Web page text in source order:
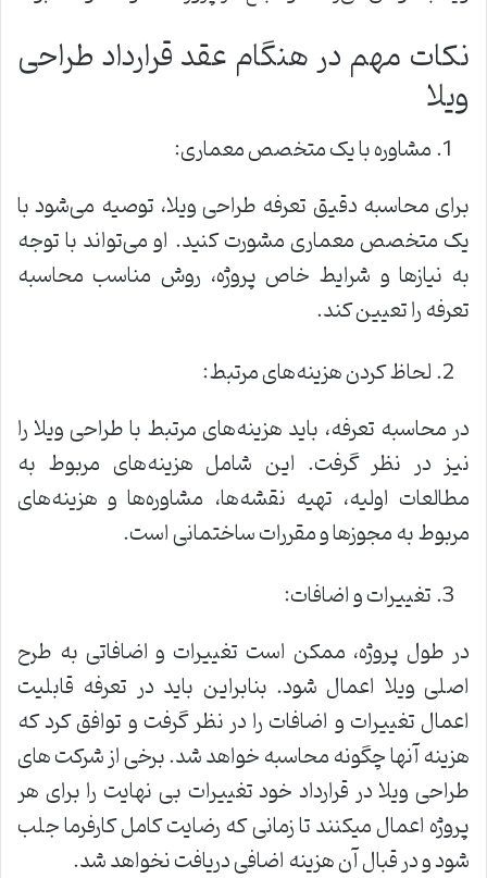
نکات مهم در هنگام عقد قرارداد طراحی
ویلا
مشاوره با یک متخصص معماری:
برای محاسبه دقیق تعرفه طراحی ویلا، توصیه می‌شود با
یک متخصص معماری مشورت کنید. او می‌تواند با توجه
به نیازها و شرایط خاص پروژه، روش مناسب محاسبه
تعرفه را تعیین کند.
لحاظ کردن هزینه‌های مرتبط:
در محاسبه تعرفه، باید هزینه‌های مرتبط با طراحی ویلا را
نیز در نظر گرفت. این شامل هزینه‌های مربوط به
مطالعات اولیه، تهیه نقشه‌ها، مشاوره‌ها و هزینه‌های
مربوط به مجوزها و مقررات ساختمانی است.
تغییرات و اضافات:
در طول پروژه، ممکن است تغییرات و اضافاتی به طرح
اصلی ویلا اعمال شود. بنابراین باید در تعرفه قابلیت
اعمال تغییرات و اضافات را در نظر گرفت و توافق کرد که
هزینه آنها چگونه محاسبه خواهد شد. برخی از شرکت های
طراحی ویلا در قرارداد خود تغییرات بی نهایت را برای هر
پروژه اعمال میکنند تا زمانی که رضایت کامل کارفرما جلب
شود و در قبال آن هزینه اضافی دریافت نخواهد شد.